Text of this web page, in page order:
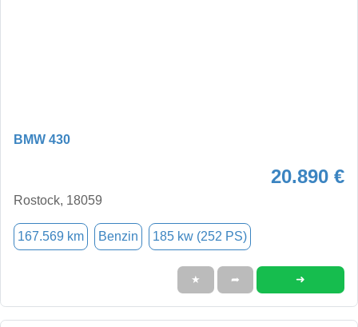
BMW 430
20.890 €
Rostock, 18059
167.569 km Benzin 185 kw (252 PS)
★ ➦ ➜